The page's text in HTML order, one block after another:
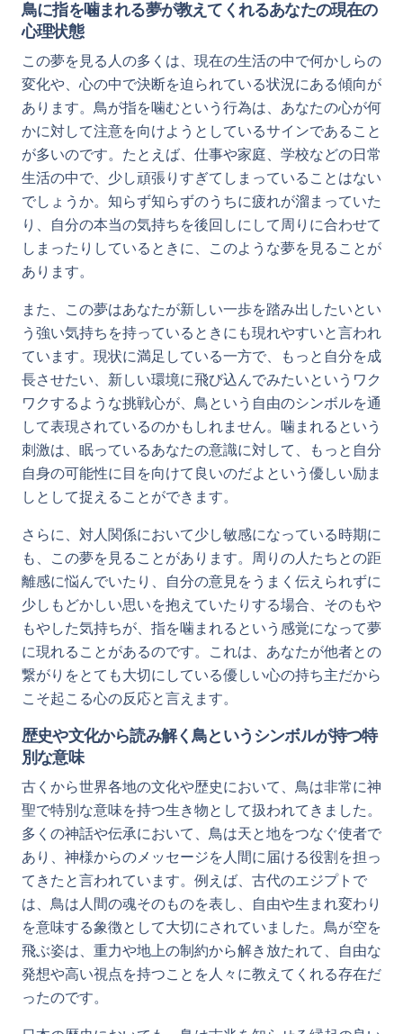
鳥に指を噛まれる夢が教えてくれるあなたの現在の
心理状態
この夢を見る人の多くは、現在の生活の中で何かしらの
変化や、心の中で決断を迫られている状況にある傾向が
あります。鳥が指を噛むという行為は、あなたの心が何
かに対して注意を向けようとしているサインであること
が多いのです。たとえば、仕事や家庭、学校などの日常
生活の中で、少し頑張りすぎてしまっていることはない
でしょうか。知らず知らずのうちに疲れが溜まっていた
り、自分の本当の気持ちを後回しにして周りに合わせて
しまったりしているときに、このような夢を見ることが
あります。
また、この夢はあなたが新しい一歩を踏み出したいとい
う強い気持ちを持っているときにも現れやすいと言われ
ています。現状に満足している一方で、もっと自分を成
長させたい、新しい環境に飛び込んでみたいというワク
ワクするような挑戦心が、鳥という自由のシンボルを通
して表現されているのかもしれません。噛まれるという
刺激は、眠っているあなたの意識に対して、もっと自分
自身の可能性に目を向けて良いのだよという優しい励ま
しとして捉えることができます。
さらに、対人関係において少し敏感になっている時期に
も、この夢を見ることがあります。周りの人たちとの距
離感に悩んでいたり、自分の意見をうまく伝えられずに
少しもどかしい思いを抱えていたりする場合、そのもや
もやした気持ちが、指を噛まれるという感覚になって夢
に現れることがあるのです。これは、あなたが他者との
繋がりをとても大切にしている優しい心の持ち主だから
こそ起こる心の反応と言えます。
歴史や文化から読み解く鳥というシンボルが持つ特
別な意味
古くから世界各地の文化や歴史において、鳥は非常に神
聖で特別な意味を持つ生き物として扱われてきました。
多くの神話や伝承において、鳥は天と地をつなぐ使者で
あり、神様からのメッセージを人間に届ける役割を担っ
てきたと言われています。例えば、古代のエジプトで
は、鳥は人間の魂そのものを表し、自由や生まれ変わり
を意味する象徴として大切にされていました。鳥が空を
飛ぶ姿は、重力や地上の制約から解き放たれて、自由な
発想や高い視点を持つことを人々に教えてくれる存在だ
ったのです。